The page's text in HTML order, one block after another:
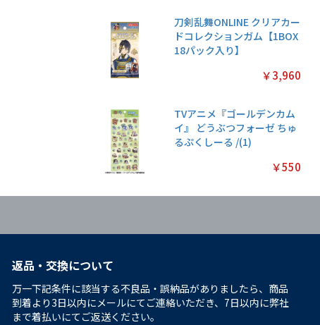
刀剣乱舞ONLINE クリアカー
ドコレクションガム【1BOX
18パック入り】
￥3,960
TVアニメ『ゴールデンカム
イ』 どうぶつフォーゼ ちゅ
るぷくしーる /(1)
￥550
返品・交換について
万一下記条件に該当する不良品・誤納品がありましたら、商品
到着より3日以内にメールにてご連絡いただき、7日以内に弊社
まで着払いにてご返送ください。